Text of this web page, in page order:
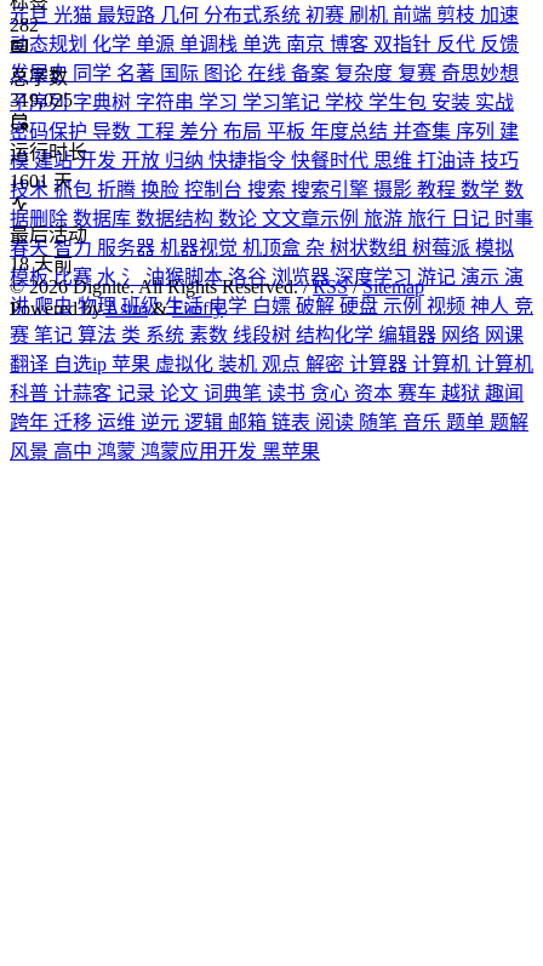
元旦 光猫 最短路 几何 分布式系统 初赛 刷机 前端 剪枝 加速
动态规划 化学 单源 单调栈 单选 南京 博客 双指针 反代 反馈
发展史 同学 名著 国际 图论 在线 备案 复杂度 复赛 奇思妙想
子序列字典树 字符串 学习 学习笔记 学校 学生包 安装 实战
密码保护 导数 工程 差分 布局 平板 年度总结 并查集 序列 建
模建站开发 开放 归纳 快捷指令 快餐时代 思维 打油诗 技巧
技术 抓包 折腾 换脸 控制台 搜索 搜索引擎 摄影 教程 数学 数
据删除 数据库 数据结构 数论 文文章示例 旅游 旅行 日记 时事
春天智力 服务器 机器视觉 机顶盒 杂 树状数组 树莓派 模拟
模板比赛 水氵油猴脚本洛谷 浏览器深度学习 游记 演示 演
讲爬虫物理班级生活电学 白嫖 破解 硬盘 示例 视频 神人 竞
赛 笔记 算法 类 系统 素数 线段树 结构化学 编辑器 网络 网课
翻译 自选ip 苹果 虚拟化 装机 观点 解密 计算器 计算机 计算机
科普 计蒜客 记录 论文 词典笔 读书 贪心 资本 赛车 越狱 趣闻
跨年 迁移 运维 逆元 逻辑 邮箱 链表 阅读 随笔 音乐 题单 题解
风景 高中 鸿蒙 鸿蒙应用开发 黑苹果
282
总字数
319,025
运行时长
1601 天
最后活动
18 天前
©2026Dignite. All Rights Reserved. /RSS/Sitemap
Powered byAstro&Firefly